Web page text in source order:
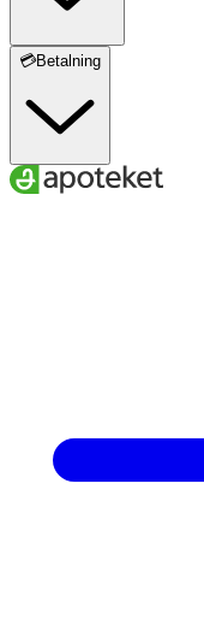
💳Betalning